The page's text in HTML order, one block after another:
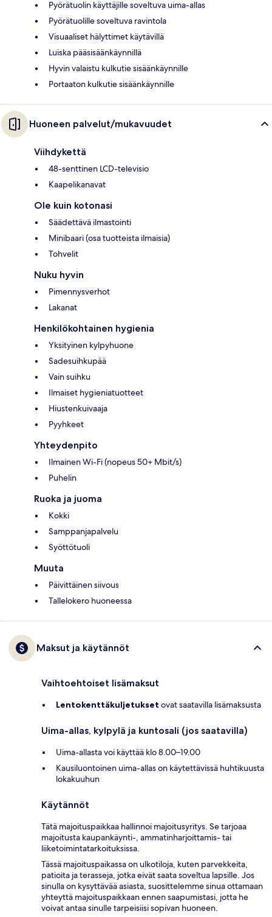
Pyörätuolin käyttäjille soveltuva uima-allas
Pyörätuolille soveltuva ravintola
Visuaaliset hälyttimet käytävillä
Luiska pääsisäänkäynnillä
Hyvin valaistu kulkutie sisäänkäynnille
Portaaton kulkutie sisäänkäynnille
Huoneen palvelut/mukavuudet
Viihdykettä
48-senttinen LCD-televisio
Kaapelikanavat
Ole kuin kotonasi
Säädettävä ilmastointi
Minibaari (osa tuotteista ilmaisia)
Tohvelit
Nuku hyvin
Pimennysverhot
Lakanat
Henkilökohtainen hygienia
Yksityinen kylpyhuone
Sadesuihkupää
Vain suihku
Ilmaiset hygieniatuotteet
Hiustenkuivaaja
Pyyhkeet
Yhteydenpito
Ilmainen Wi-Fi (nopeus 50+ Mbit/s)
Puhelin
Ruoka ja juoma
Kokki
Samppanjapalvelu
Syöttötuoli
Muuta
Päivittäinen siivous
Tallelokero huoneessa
Maksut ja käytännöt
Vaihtoehtoiset lisämaksut
Lentokenttäkuljetukset ovat saatavilla lisämaksusta
Uima-allas, kylpylä ja kuntosali (jos saatavilla)
Uima-allasta voi käyttää klo 8.00–19.00
Kausiluontoinen uima-allas on käytettävissä huhtikuusta
lokakuuhun
Käytännöt
Tätä majoituspaikkaa hallinnoi majoitusyritys. Se tarjoaa
majoitusta kaupankäynti-, ammatinharjoittamis- tai
liiketoimintatarkoituksissa.
Tässä majoituspaikassa on ulkotiloja, kuten parvekkeita,
patioita ja terasseja, jotka eivät saata soveltua lapsille. Jos
sinulla on kysyttävää asiasta, suosittelemme sinua ottamaan
yhteyttä majoituspaikkaan ennen saapumistasi, jotta he
voivat antaa sinulle tarpeisiisi sopivan huoneen.